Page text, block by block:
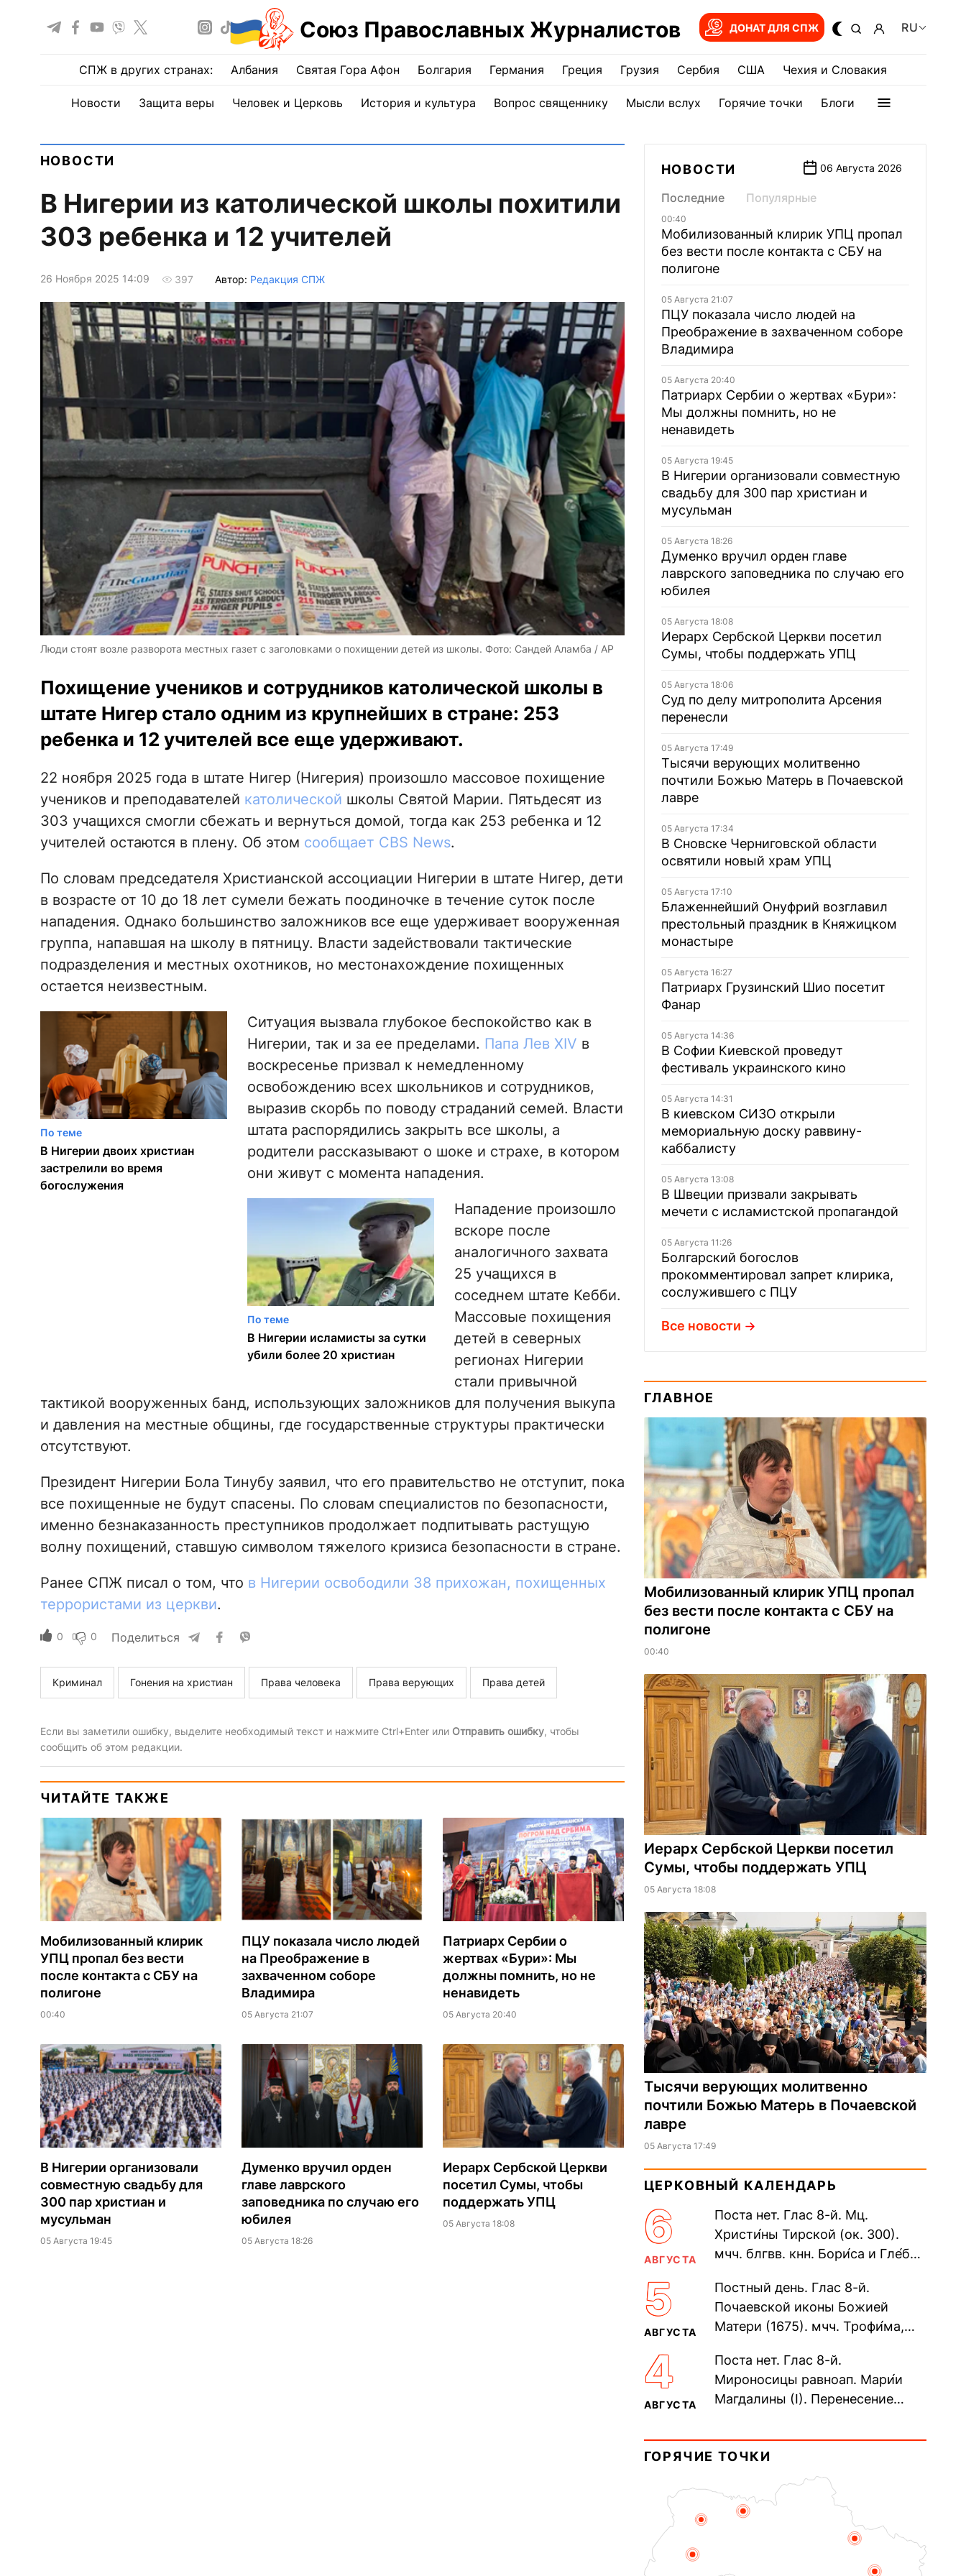
Союз Православных Журналистов ДОНАТ ДЛЯ СПЖ RU
СПЖ в других странах: Албания Святая Гора Афон Болгария Германия Греция Грузия Сербия США Чехия и Словакия
Новости Защита веры Человек и Церковь История и культура Вопрос священнику Мысли вслух Горячие точки Блоги
НОВОСТИ
В Нигерии из католической школы похитили
303 ребенка и 12 учителей
26 Ноября 2025 14:09 397 Автор: Редакция СПЖ
Люди стоят возле разворота местных газет с заголовками о похищении детей из школы. Фото: Сандей Аламба / AP
Похищение учеников и сотрудников католической школы в
штате Нигер стало одним из крупнейших в стране: 253
ребенка и 12 учителей все еще удерживают.
22 ноября 2025 года в штате Нигер (Нигерия) произошло массовое похищение
учеников и преподавателей католической школы Святой Марии. Пятьдесят из
303 учащихся смогли сбежать и вернуться домой, тогда как 253 ребенка и 12
учителей остаются в плену. Об этом сообщает CBS News.
По словам председателя Христианской ассоциации Нигерии в штате Нигер, дети
в возрасте от 10 до 18 лет сумели бежать поодиночке в течение суток после
нападения. Однако большинство заложников все еще удерживает вооруженная
группа, напавшая на школу в пятницу. Власти задействовали тактические
подразделения и местных охотников, но местонахождение похищенных
остается неизвестным.
По теме
В Нигерии двоих христиан
застрелили во время
богослужения
Ситуация вызвала глубокое беспокойство как в
Нигерии, так и за ее пределами. Папа Лев XIV в
воскресенье призвал к немедленному
освобождению всех школьников и сотрудников,
выразив скорбь по поводу страданий семей. Власти
штата распорядились закрыть все школы, а
родители рассказывают о шоке и страхе, в котором
они живут с момента нападения.
По теме
В Нигерии исламисты за сутки
убили более 20 христиан
Нападение произошло
вскоре после
аналогичного захвата
25 учащихся в
соседнем штате Кебби.
Массовые похищения
детей в северных
регионах Нигерии
стали привычной
тактикой вооруженных банд, использующих заложников для получения выкупа
и давления на местные общины, где государственные структуры практически
отсутствуют.
Президент Нигерии Бола Тинубу заявил, что его правительство не отступит, пока
все похищенные не будут спасены. По словам специалистов по безопасности,
именно безнаказанность преступников продолжает подпитывать растущую
волну похищений, ставшую символом тяжелого кризиса безопасности в стране.
Ранее СПЖ писал о том, что в Нигерии освободили 38 прихожан, похищенных
террористами из церкви.
0 0 Поделиться
Криминал Гонения на христиан Права человека Права верующих Права детей
Если вы заметили ошибку, выделите необходимый текст и нажмите Ctrl+Enter или Отправить ошибку, чтобы
сообщить об этом редакции.
ЧИТАЙТЕ ТАКЖЕ
Мобилизованный клирик
УПЦ пропал без вести
после контакта с СБУ на
полигоне
00:40
ПЦУ показала число людей
на Преображение в
захваченном соборе
Владимира
05 Августа 21:07
Патриарх Сербии о
жертвах «Бури»: Мы
должны помнить, но не
ненавидеть
05 Августа 20:40
В Нигерии организовали
совместную свадьбу для
300 пар христиан и
мусульман
05 Августа 19:45
Думенко вручил орден
главе лаврского
заповедника по случаю его
юбилея
05 Августа 18:26
Иерарх Сербской Церкви
посетил Сумы, чтобы
поддержать УПЦ
05 Августа 18:08
НОВОСТИ 06 Августа 2026
Последние Популярные
00:40
Мобилизованный клирик УПЦ пропал
без вести после контакта с СБУ на
полигоне
05 Августа 21:07
ПЦУ показала число людей на
Преображение в захваченном соборе
Владимира
05 Августа 20:40
Патриарх Сербии о жертвах «Бури»:
Мы должны помнить, но не
ненавидеть
05 Августа 19:45
В Нигерии организовали совместную
свадьбу для 300 пар христиан и
мусульман
05 Августа 18:26
Думенко вручил орден главе
лаврского заповедника по случаю его
юбилея
05 Августа 18:08
Иерарх Сербской Церкви посетил
Сумы, чтобы поддержать УПЦ
05 Августа 18:06
Суд по делу митрополита Арсения
перенесли
05 Августа 17:49
Тысячи верующих молитвенно
почтили Божью Матерь в Почаевской
лавре
05 Августа 17:34
В Сновске Черниговской области
освятили новый храм УПЦ
05 Августа 17:10
Блаженнейший Онуфрий возглавил
престольный праздник в Княжицком
монастыре
05 Августа 16:27
Патриарх Грузинский Шио посетит
Фанар
05 Августа 14:36
В Софии Киевской проведут
фестиваль украинского кино
05 Августа 14:31
В киевском СИЗО открыли
мемориальную доску раввину-
каббалисту
05 Августа 13:08
В Швеции призвали закрывать
мечети с исламистской пропагандой
05 Августа 11:26
Болгарский богослов
прокомментировал запрет клирика,
сослужившего с ПЦУ
Все новости
ГЛАВНОЕ
Мобилизованный клирик УПЦ пропал
без вести после контакта с СБУ на
полигоне
00:40
Иерарх Сербской Церкви посетил
Сумы, чтобы поддержать УПЦ
05 Августа 18:08
Тысячи верующих молитвенно
почтили Божью Матерь в Почаевской
лавре
05 Августа 17:49
ЦЕРКОВНЫЙ КАЛЕНДАРЬ
6
АВГУСТА
Поста нет. Глас 8-й. Мц.
Христи́ны Тирской (ок. 300).
мчч. блгвв. кнн. Бори́са и Гле́ба,
Дави́да (1015). Прп....
5
АВГУСТА
Постный день. Глас 8-й.
Почаевской иконы Божией
Матери (1675). мчч. Трофи́ма,
мучеников (284–305). прав.
воина Фео́дора...
4
АВГУСТА
Поста нет. Глас 8-й.
Мироносицы равноап. Мари́и
Магдалины (I). Перенесение
Синопского (403–404). Прп.
Корни́лия...
ГОРЯЧИЕ ТОЧКИ